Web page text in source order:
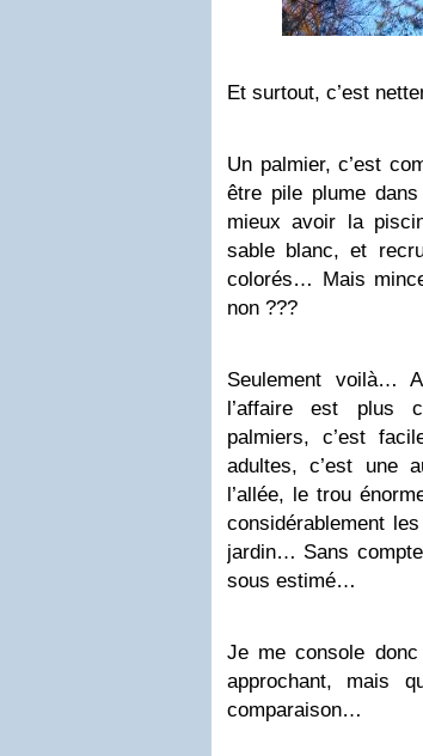
Et surtout, c’est
Un palmier, c’est
être pile plume
mieux avoir la
sable blanc, et
colorés… Mais
non ???
Seulement voilà…
l’affaire est plus
palmiers, c’est
adultes, c’est une
l’allée, le trou
considérablement
jardin… Sans
sous estimé…
Je me console
approchant, mais
comparaison…